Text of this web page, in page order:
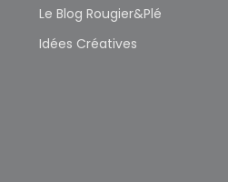
Le Blog Rougier&Plé
Idées Créatives